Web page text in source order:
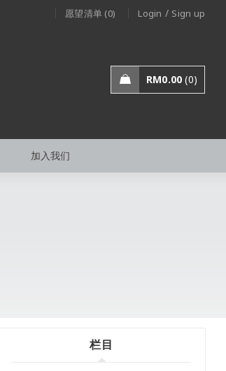
愿望清单 (0) Login / Sign up
RM0.00 0
加入我们
栏目